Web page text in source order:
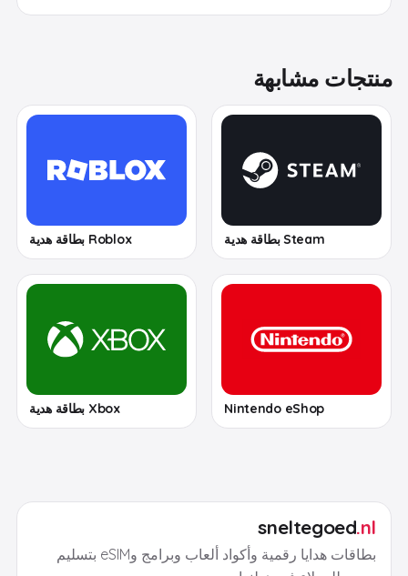
منتجات مشابهة
Steam بطاقة هدية Roblox بطاقة هدية
Nintendo eShop Xbox بطاقة هدية
sneltegoed.nl
بطاقات هدايا رقمية وأكواد ألعاب وبرامج وeSIM بتسليم